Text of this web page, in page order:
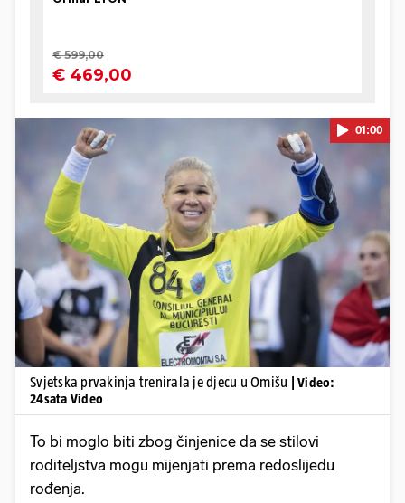
Pokretanje videa...
01:00
Svjetska prvakinja trenirala je djecu u Omišu
| Video:
24sata Video
To bi moglo biti zbog činjenice da se stilovi
roditeljstva mogu mijenjati prema redoslijedu
rođenja.